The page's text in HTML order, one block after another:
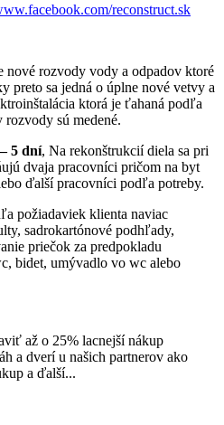
reconstruct.sk
nové rozvody vody a odpadov ktoré
preto sa jedná o úplne nové vetvy a
ktorá je ťahaná podľa
sú medené.
5 dní, Na rekonštrukcií diela sa pri
dvaja pracovníci pričom na byt
ďalší pracovníci podľa potreby.
požiadaviek klienta naviac
sadrokartónové podhľady,
priečok za predpokladu
bidet, umývadlo vo wc alebo
až o 25% lacnejší nákup
a dverí u našich partnerov ako
a ďalší...